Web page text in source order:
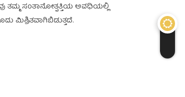
ತಮ್ಮ ಸಂತಾನೋತ್ಪತ್ತಿಯ ಅವಧಿಯಲ್ಲಿ
ಮಿಶ್ರಿತವಾಗಿಬಿಡುತ್ತದೆ.